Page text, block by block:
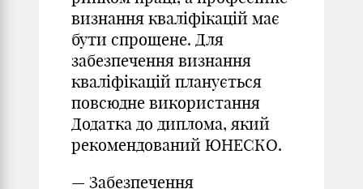
визнання кваліфікацій має
бути спрощене. Для
забезпечення визнання
кваліфікацій планується
повсюдне викори­стання
Додатка до диплома, який
рекомендований ЮНЕСКО.
— Забезпечення